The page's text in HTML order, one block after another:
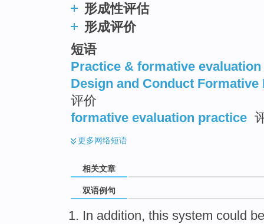
形成性评估
形成评价
短语
Practice & formative evaluation
Design and Conduct Formative
评价
formative evaluation practice
更多网络短语
相关文章
双语例句
In addition, this system could be